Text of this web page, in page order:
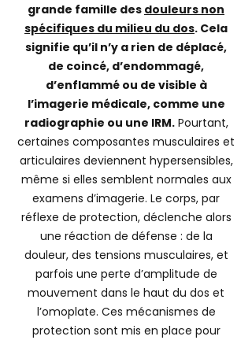
grande famille des douleurs non
spécifiques du milieu du dos. Cela
signifie qu’il n’y a rien de déplacé,
de coincé, d’endommagé,
d’enflammé ou de visible à
l’imagerie médicale, comme une
radiographie ou une IRM.Pourtant,
certaines composantes musculaires et
articulaires deviennent hypersensibles,
même si elles semblent normales aux
examens d’imagerie. Le corps, par
réflexe de protection, déclenche alors
une réaction de défense : de la
douleur, des tensions musculaires, et
parfois une perte d’amplitude de
mouvement dans le haut du dos et
l’omoplate. Ces mécanismes de
protection sont mis en place pour